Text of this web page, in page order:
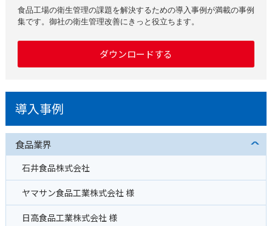
食品工場の衛生管理の課題を解決するための導入事例が満載の事例
集です。御社の衛生管理改善にきっと役立ちます。
ダウンロードする
導入事例
食品業界
石井食品株式会社
ヤマサン食品工業株式会社 様
日高食品工業株式会社 様